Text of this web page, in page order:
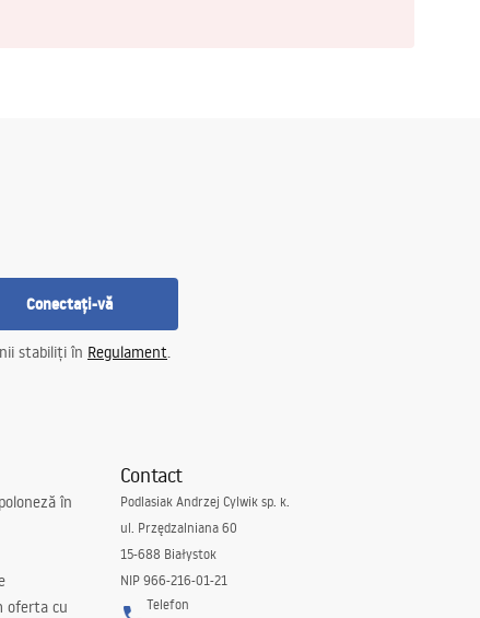
Conectați-vă
stabiliți în Regulament.
în
oferta cu
Contact
Podlasiak Andrzej Cylwik sp. k.
ul. Przędzalniana 60
15-688 Białystok
NIP 966-216-01-21
Telefon